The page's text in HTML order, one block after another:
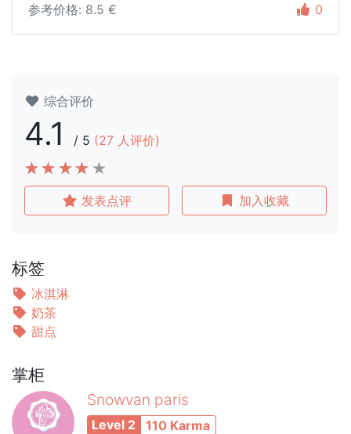
参考价格: 8.5 € 0
综合评价
4.1 / 5 (27 人评价)
发表点评 加入收藏
标签
冰淇淋
奶茶
甜点
掌柜
Snowvan paris
Level 2
110 Karma